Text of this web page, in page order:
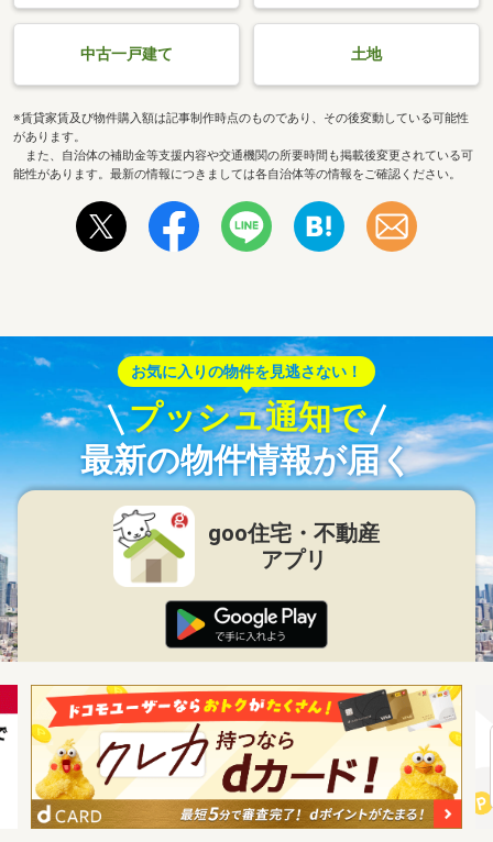
中古一戸建て 土地
※賃貸家賃及び物件購入額は記事制作時点のものであり、その後変動している可能性
があります。
また、自治体の補助金等支援内容や交通機関の所要時間も掲載後変更されている可
能性があります。最新の情報につきましては各自治体等の情報をご確認ください。
お気に入りの物件を見逃さない！
プッシュ通知で
最新の物件情報が届く
goo住宅・不動産
アプリ